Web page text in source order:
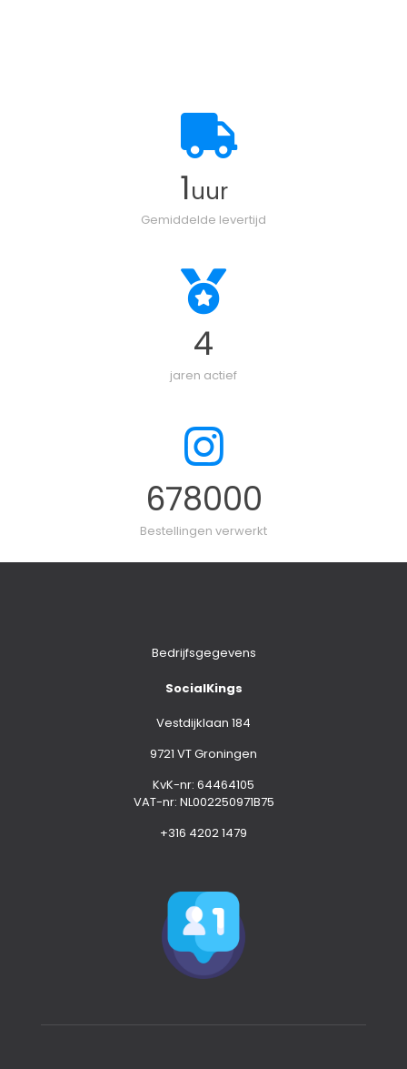
1uur
Gemiddelde levertijd
4
jaren actief
678000
Bestellingen verwerkt
Bedrijfsgegevens
SocialKings
Vestdijklaan 184
9721 VT Groningen
KvK-nr: 64464105
VAT-nr: NL002250971B75
+316 4202 1479